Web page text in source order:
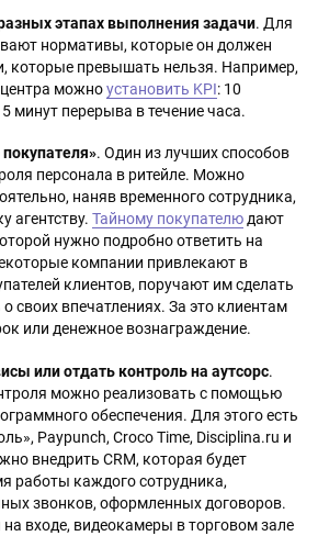
этапах выполнения задачи. Для
нормативы, которые он должен
которые превышать нельзя. Например,
можноустановить KPI: 10
минут перерыва в течение часа.
. Один из лучших способов
персонала в ритейле. Можно
наняв временного сотрудника,
агентству. Тайному покупателюдают
нужно подробно ответить на
компании привлекают в
клиентов, поручают им сделать
своих впечатлениях. За это клиентам
или денежное вознаграждение.
или отдать контроль на аутсорс.
можно реализовать с помощью
обеспечения. Для этого есть
Paypunch, Croco Time, Disciplina.ru и
внедрить CRM, которая будет
работы каждого сотрудника,
звонков, оформленных договоров.
входе, видеокамеры в торговом зале